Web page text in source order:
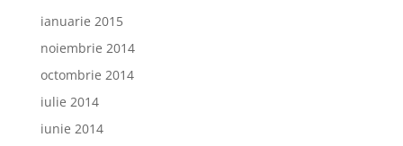
ianuarie 2015
noiembrie 2014
octombrie 2014
iulie 2014
iunie 2014